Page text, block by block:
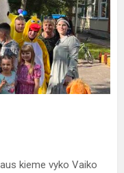
kieme vyko Vaiko